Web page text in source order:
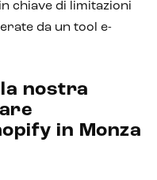
chiave di limitazioni
da un tool e-
nostra
in Monza